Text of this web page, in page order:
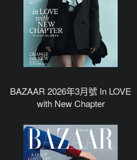
BAZAAR 2026年3月號 In LOVE
with New Chapter